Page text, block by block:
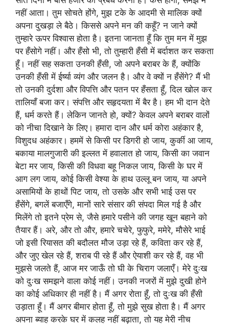
नहीं आता। तुम सोचते होंगे, मुझ टके के आदमी से मालिक क्यों
अपना दुखड़ा ले बैठे। किससे अपने मन की कहूँ? न जाने क्यों
तुम्हारे ऊपर विश्वास होता है। इतना जानता हूँ कि तुम मन में मुझ
पर हँसोगे नहीं। और हँसो भी, तो तुम्हारी हँसी में बर्दाशत कर सकता
हूँ। नहीं सह सकता उनकी हँसी, जो अपने बराबर के हैं, क्योंकि
उनकी हँसी में ईर्ष्या व्यंग और जलन है। और वे क्यों न हँसेंगे? मैं भी
तो उनकी दुर्दशा और विपत्ति और पतन पर हँसता हूँ, दिल खोल कर
तालियाँ बजा कर। संपत्ति और सहृदयता में बैर है। हम भी दान देते
हैं, धर्म करते हैं। लेकिन जानते हो, क्यों? केवल अपने बराबर वालों
को नीचा दिखाने के लिए। हमारा दान और धर्म कोरा अहंकार है,
विशुदध अहंकार। हममें से किसी पर डिगरी हो जाय, कुर्की आ जाय,
बकाया मालगुजारी की इल्लत में हवालात हो जाय, किसी का जवान
बेटा मर जाय, किसी की विधवा बहू निकल जाय, किसी के घर में
आग लग जाय, कोई किसी वेश्या के हाथ उल्लू बन जाय, या अपने
असामियों के हाथों पिट जाय, तो उसके और सभी भाई उस पर
हँसेंगे, बगलें बजाएँगे, मानों सारे संसार की संपदा मिल गई है और
मिलेंगे तो इतने प्रेम से, जैसे हमारे पसीने की जगह खून बहाने को
तैयार हैं। अरे, और तो और, हमारे चचेरे, फुफुरे, ममेरे, मौसेरे भाई
जो इसी रियासत की बदौलत मौज उड़ा रहे हैं, कविता कर रहे हैं,
और जुए खेल रहे हैं, शराब पी रहे हैं और ऐयाशी कर रहे हैं, वह भी
मुझसे जलते हैं, आज मर जाऊँ तो घी के चिराग जलाएँ। मेरे दुःख
को दुःख समझने वाला कोई नहीं। उनकी नजरों में मुझे दुखी होने
का कोई अधिकार ही नहीं है। मैं अगर रोता हूँ, तो दुःख की हँसी
उड़ाता हूँ। मैं अगर बीमार होता हूँ, तो मुझे सुख होता है। मैं अगर
अपना ब्याह करके घर में कलह नहीं बढ़ाता, तो यह मेरी नीच